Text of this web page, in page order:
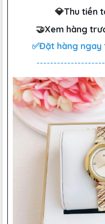
💎Thu tiền
🤝Xem hàng
✅Đặt hàng